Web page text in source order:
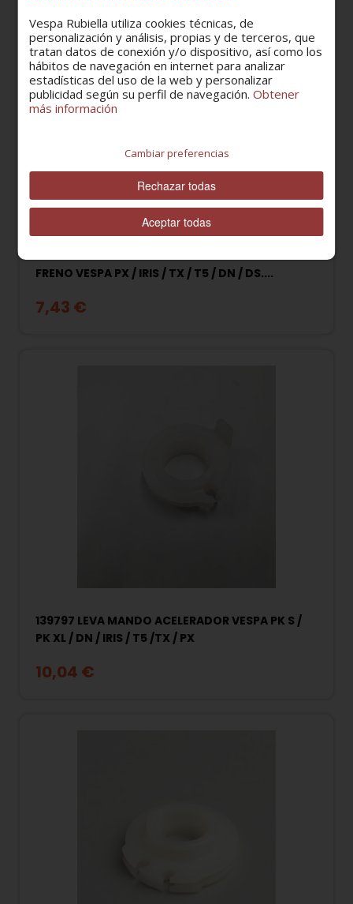
FRENO VESPA PX / IRIS / TX / T5 / DN / DS....
7,43 €
139797 LEVA MANDO ACELERADOR VESPA PK S /
PK XL / DN / IRIS / T5 /TX / PX
10,04 €
Vespa Rubiella utiliza cookies técnicas, de
personalización y análisis, propias y de terceros, que
tratan datos de conexión y/o dispositivo, así como los
hábitos de navegación en internet para analizar
estadísticas del uso de la web y personalizar
publicidad según su perfil de navegación.Obtener
más información
Cambiar preferencias
Rechazar todas
Aceptar todas